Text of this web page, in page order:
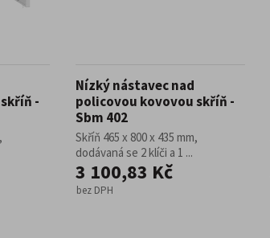
-
Nízký nástavec nad
policovou kovovou skříň -
Sbm 402
Skříň 465 x 800 x 435 mm,
dodávaná se 2 klíči a 1 ...
3 100,83 Kč
bez DPH